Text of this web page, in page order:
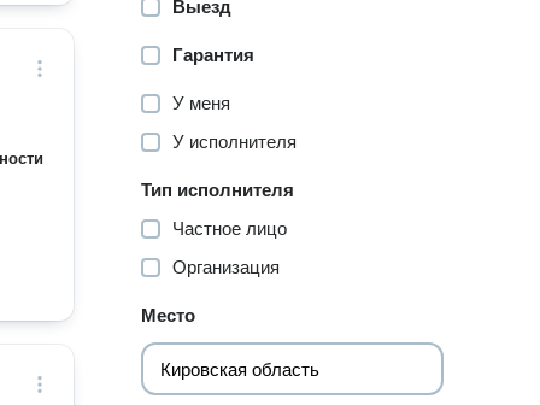
Выезд
Гарантия
У меня
У исполнителя
Тип исполнителя
Частное лицо
Организация
Место